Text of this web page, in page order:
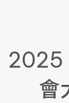
2025
會